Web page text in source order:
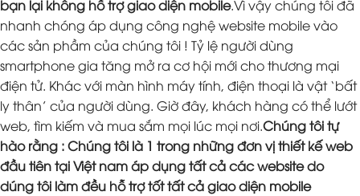
bạn lại không hỗ trợ giao diện mobile.Vì vậy chúng tôi đã
nhanh chóng áp dụng công nghệ website mobile vào
các sản phầm của chúng tôi ! Tỷ lệ người dùng
smartphone gia tăng mở ra cơ hội mới cho thương mại
điện tử. Khác với màn hình máy tính, điện thoại là vật ‘bất
ly thân’ của người dùng. Giờ đây, khách hàng có thể lướt
web, tìm kiếm và mua sắm mọi lúc mọi nơi.Chúng tôi tự
hào rằng : Chúng tôi là 1 trong những đơn vị thiết kế web
đầu tiên tại Việt nam áp dụng tất cả các website do
dúng tôi làm đều hỗ trợ tốt tất cả giao diện mobile